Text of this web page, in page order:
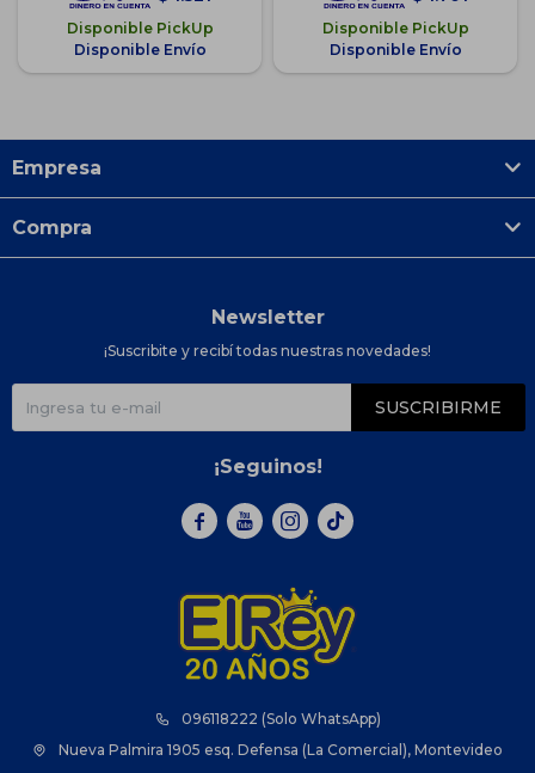
Disponible PickUp
Disponible Envío
Disponible PickUp
Disponible Envío
096118222 (Solo WhatsApp)
Nueva Palmira 1905 esq. Defensa (La Comercial), Montevideo
Empresa
Compra
Newsletter
¡Suscribite y recibí todas nuestras novedades!
SUSCRIBIRME
¡Seguinos!
  